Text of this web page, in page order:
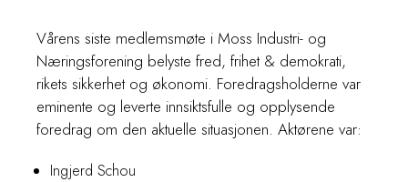
Vårens siste medlemsmøte i Moss Industri- og
Næringsforening belyste fred, frihet & demokrati,
rikets sikkerhet og økonomi. Foredragsholderne var
eminente og leverte innsiktsfulle og opplysende
foredrag om den aktuelle situasjonen. Aktørene var:
Ingjerd Schou